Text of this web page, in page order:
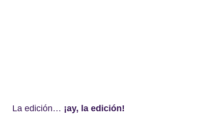
La edición… ¡ay, la edición!